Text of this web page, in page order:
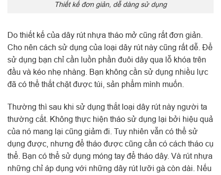
Thiết kế đơn giản, dễ dàng sử dụng
Do thiết kế của dây rút nhựa tháo mở cũng rất đơn giản.
Cho nên cách sử dụng của loại dây rút này cũng rất dễ. Để
sử dụng bạn chỉ cần luồn phần đuôi dây qua lỗ khóa trên
đầu và kéo nhẹ nhàng. Bạn không cần sử dụng nhiều lực
đã có thể thắt chặt được túi, sản phẩm mình muốn.
Thường thì sau khi sử dụng thắt loại dây rút này người ta
thường cắt. Không thực hiện tháo sử dụng lại bởi hiệu quả
của nó mang lại cũng giảm đi. Tuy nhiên vẫn có thể sử
dụng được, nhưng để tháo được cũng cần có cách tháo cụ
thể. Bạn có thể sử dụng móng tay để tháo dây. Và rút nhựa
những chỉ áp dụng với những dây rút lưỡi gà còn dài. Nếu